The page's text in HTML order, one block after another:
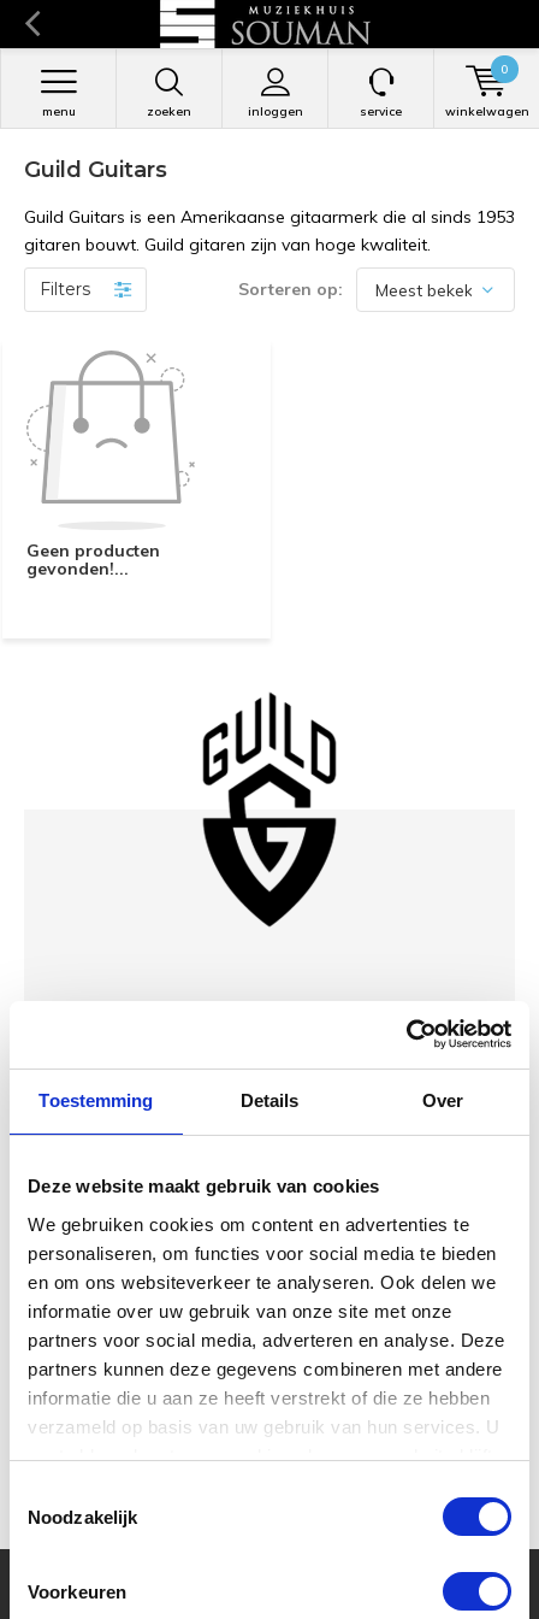
Toestemming Details Over
Deze website maakt gebruik van cookies
We gebruiken cookies om content en advertenties te
personaliseren, om functies voor social media te bieden
en om ons websiteverkeer te analyseren. Ook delen we
informatie over uw gebruik van onze site met onze
partners voor social media, adverteren en analyse. Deze
partners kunnen deze gegevens combineren met andere
informatie die u aan ze heeft verstrekt of die ze hebben
verzameld op basis van uw gebruik van hun services. U
gaat akkoord met onze cookies als u onze website blijft
Noodzakelijk
Voorkeuren
zoeken inloggen
menu service winkelwagen
0
Guild Guitars
Guild Guitars is een Amerikaanse gitaarmerk die al sinds 1953
gitaren bouwt. Guild gitaren zijn van hoge kwaliteit.
Filters Sorteren op:
Geen producten
gevonden!...
Bekijk hier alle akoestische gitaren van het merk
Guildzoals de Guild OM-240E, Guild F-2512E en de
gitaar. Het Amerikaanse gitaarmerk Guild bouwt al
sinds 1953 gitaren. Vakmanschap en kwaliteit staat bij
dit merk op de 1e plaats. Vele legendarische namen in
de muziekwereld hebben gespeeld op een Guild gitaar.
De Guild Westerly Collection is een nieuwe serie gitaren
van dit gitaarmerk. Deze volledig massieveakoestische
gitaren gaan terug naar het begin in de geschiedenis
van Guild. De hoge kwaliteit en uitzonderlijk
vakmanschap van deze gitaarbouwer hoor je terug in
deze speciale gitaar collectie!
Uw muziekwinkel sinds 45 jaar